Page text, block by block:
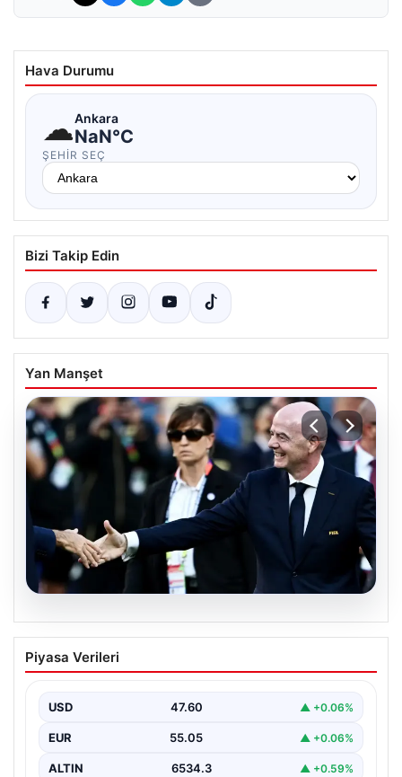
Hava Durumu
☁Ankara
NaN°C
ŞEHIR SEÇ
Bizi Takip Edin
Yan Manşet
05.08.2026
Ürdün’den FIFA’ya sert tepki: ‘Şantajdan
başka bir şey değil’
Piyasa Verileri
USD 47.60 ▲ +0.06%
EUR 55.05 ▲ +0.06%
ALTIN 6534.3 ▲ +0.59%